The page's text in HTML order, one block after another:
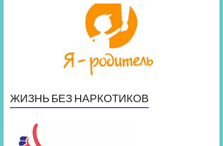
ЖИЗНЬ БЕЗ НАРКОТИКОВ